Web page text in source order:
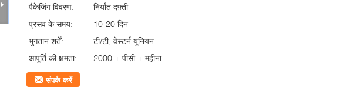
पैकेजिंग विवरण:
निर्यात दफ़्ती
प्रसव के समय:
10-20 दिन
भुगतान शर्तें:
टी/टी, वेस्टर्न यूनियन
आपूर्ति की क्षमता:
2000 + पीसी + महीना
संपर्क करें